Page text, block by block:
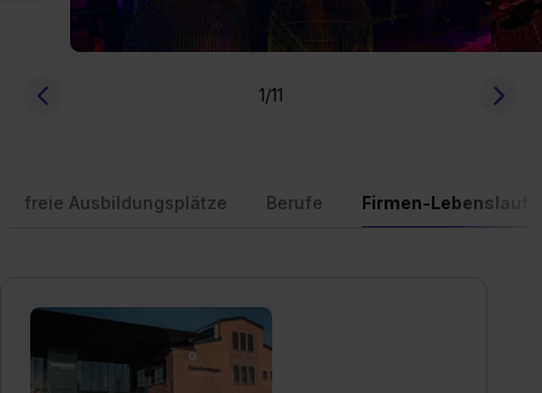
1/11
freie Ausbildungsplätze Berufe Firmen-Lebenslauf